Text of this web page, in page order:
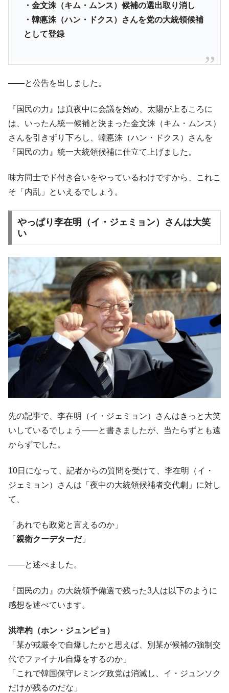
・金文洙（キム・ムンス）候補の選出取り消し
・韓悳洙（ハン・ドクス）さんを党の大統領候補
として登録
――と公告を出しました。
『国民の力』は真夜中に会議を始め、太陽が上るころに
は、いったん統一候補と決まった金文洙（キム・ムンス）
さんを引きずり下ろし、韓悳洙（ハン・ドクス）さんを
『国民の力』統一大統領候補に仕立て上げました。
味方同士でド付き合いをやっているわけですから、これこ
そ「内乱」といえるでしょう。
やっぱり李在明（イ・ジェミョン）さんは大笑
い
先の記事で、李在明（イ・ジェミョン）さんはきっと大笑
いしているでしょう――と書きましたが、当たらずとも遠
からずでした。
10日になって、記者からの質問を受けて、李在明（イ・
ジェミョン）さんは「夜中の大統領候補者交代劇」に対し
て、
「あれでも政党と言えるのか」
「 親衛クーデターだ」
――と述べました。
『国民の力』の大統領予備選で残った3人は以下のように
感想を述べています。
洪準杓（ホン・ジュンピョ）
「某が戒厳令で自爆したかと思えば、別某が候補の強制交
代でファイナル自爆をするのか」
「これで韓国保守レミング政党は消滅し、イ・ジュンソク
だけが残るのだな」